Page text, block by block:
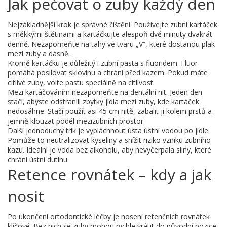
Nejzákladnější krok je správné čištění. Používejte zubní kartáček
s měkkými štětinami a kartáčkujte alespoň dvě minuty dvakrát
denně. Nezapomeňte na tahy ve tvaru „V“, které dostanou plak
mezi zuby a dásně.
Kromě kartáčku je důležitý i zubní pasta s fluoridem. Fluor
pomáhá posilovat sklovinu a chrání před kazem. Pokud máte
citlivé zuby, volte pastu speciálně na citlivost.
Mezi kartáčováním nezapomeňte na dentální nit. Jeden den
stačí, abyste odstranili zbytky jídla mezi zuby, kde kartáček
nedosáhne. Stačí použít asi 45 cm nitě, zabalit ji kolem prstů a
jemně klouzat podél mezizubních prostor.
Další jednoduchý trik je vypláchnout ústa ústní vodou po jídle.
Pomůže to neutralizovat kyseliny a snížit riziko vzniku zubního
kazu. Ideální je voda bez alkoholu, aby nevyčerpala sliny, které
chrání ústní dutinu.
Retence rovnátek – kdy a jak
nosit
Po ukončení ortodontické léčby je nosení retenčních rovnátek